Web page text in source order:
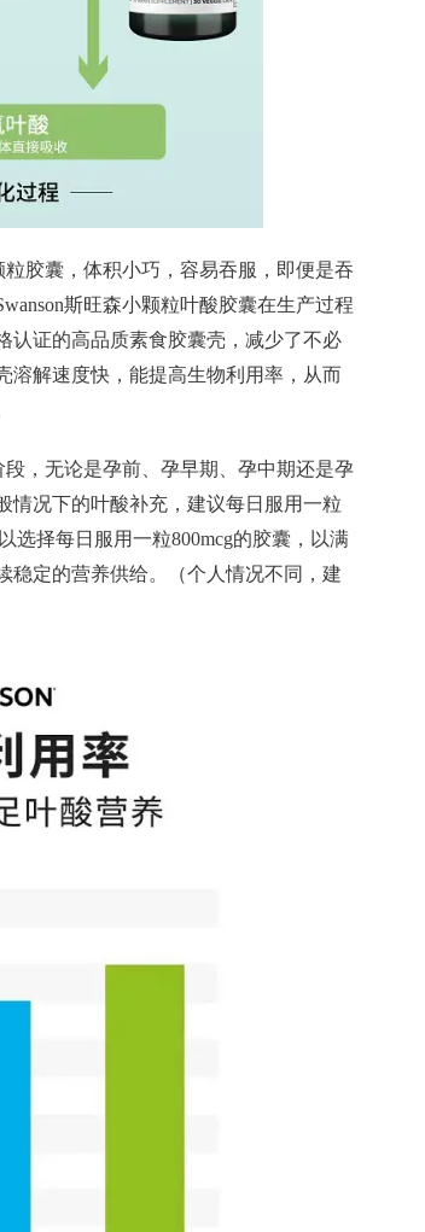
粒胶囊，体积小巧，容易吞服，即便是吞
斯旺森小颗粒叶酸胶囊在生产过程
认证的高品质素食胶囊壳，减少了不必
溶解速度快，能提高生物利用率，从而
段，无论是孕前、孕早期、孕中期还是孕
情况下的叶酸补充，建议每日服用一粒
选择每日服用一粒800mcg的胶囊，以满
稳定的营养供给。（个人情况不同，建